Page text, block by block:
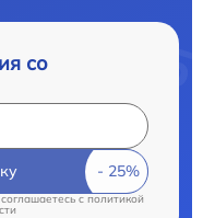
со
cполитикой